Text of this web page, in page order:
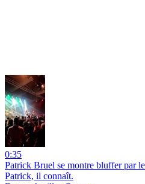
0:35
Patrick Bruel se montre bluffer par
Patrick, il connaît.